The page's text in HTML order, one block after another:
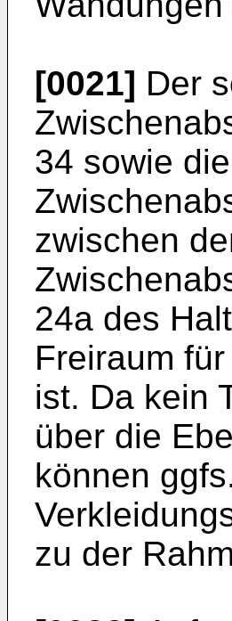
[0021] Der
34 sowie
zwischen
24a des
Freiraum
ist. Da kein
über die
können
zu der